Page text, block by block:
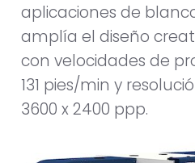
aplicaciones de
amplía el diseño
con velocidades de
131 pies/min y
3600 x 2400 ppp.